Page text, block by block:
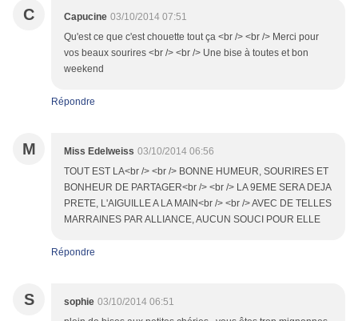
C Capucine 03/10/2014 07:51
Qu'est ce que c'est chouette tout ça <br /> <br /> Merci pour
vos beaux sourires <br /> <br /> Une bise à toutes et bon
weekend
Répondre
M Miss Edelweiss 03/10/2014 06:56
TOUT EST LA<br /> <br /> BONNE HUMEUR, SOURIRES ET
BONHEUR DE PARTAGER<br /> <br /> LA 9EME SERA DEJA
PRETE, L'AIGUILLE A LA MAIN<br /> <br /> AVEC DE TELLES
MARRAINES PAR ALLIANCE, AUCUN SOUCI POUR ELLE
Répondre
S sophie 03/10/2014 06:51